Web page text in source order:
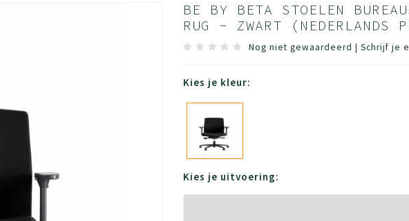
BE BY BETA STOELEN
RUG - ZWART (NEDERLANDS
Nog niet gewaardeerd | Schrijf je
Kies je kleur:
Kies je uitvoering: